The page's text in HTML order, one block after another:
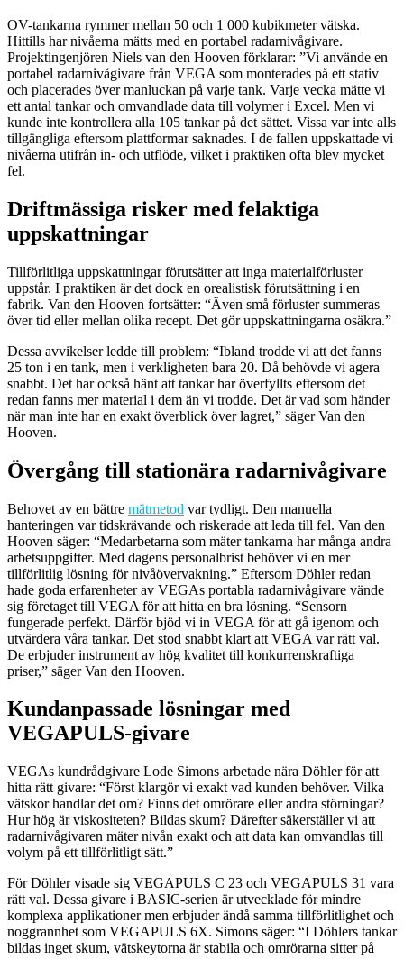
OV-tankarna rymmer mellan 50 och 1 000 kubikmeter vätska.
Hittills har nivåerna mätts med en portabel radarnivågivare.
Projektingenjören Niels van den Hooven förklarar: ”Vi använde en
portabel radarnivågivare från VEGA som monterades på ett stativ
och placerades över manluckan på varje tank. Varje vecka mätte vi
ett antal tankar och omvandlade data till volymer i Excel. Men vi
kunde inte kontrollera alla 105 tankar på det sättet. Vissa var inte alls
tillgängliga eftersom plattformar saknades. I de fallen uppskattade vi
nivåerna utifrån in- och utflöde, vilket i praktiken ofta blev mycket
fel.
Driftmässiga risker med felaktiga
uppskattningar
Tillförlitliga uppskattningar förutsätter att inga materialförluster
uppstår. I praktiken är det dock en orealistisk förutsättning i en
fabrik. Van den Hooven fortsätter: “Även små förluster summeras
över tid eller mellan olika recept. Det gör uppskattningarna osäkra.”
Dessa avvikelser ledde till problem: “Ibland trodde vi att det fanns
25 ton i en tank, men i verkligheten bara 20. Då behövde vi agera
snabbt. Det har också hänt att tankar har överfyllts eftersom det
redan fanns mer material i dem än vi trodde. Det är vad som händer
när man inte har en exakt överblick över lagret,” säger Van den
Hooven.
Övergång till stationära radarnivågivare
Behovet av en bättre mätmetod var tydligt. Den manuella
hanteringen var tidskrävande och riskerade att leda till fel. Van den
Hooven säger: “Medarbetarna som mäter tankarna har många andra
arbetsuppgifter. Med dagens personalbrist behöver vi en mer
tillförlitlig lösning för nivåövervakning.” Eftersom Döhler redan
hade goda erfarenheter av VEGAs portabla radarnivågivare vände
sig företaget till VEGA för att hitta en bra lösning. “Sensorn
fungerade perfekt. Därför bjöd vi in VEGA för att gå igenom och
utvärdera våra tankar. Det stod snabbt klart att VEGA var rätt val.
De erbjuder instrument av hög kvalitet till konkurrenskraftiga
priser,” säger Van den Hooven.
Kundanpassade lösningar med
VEGAPULS-givare
VEGAs kundrådgivare Lode Simons arbetade nära Döhler för att
hitta rätt givare: “Först klargör vi exakt vad kunden behöver. Vilka
vätskor handlar det om? Finns det omrörare eller andra störningar?
Hur hög är viskositeten? Bildas skum? Därefter säkerställer vi att
radarnivågivaren mäter nivån exakt och att data kan omvandlas till
volym på ett tillförlitligt sätt.”
För Döhler visade sig VEGAPULS C 23 och VEGAPULS 31 vara
rätt val. Dessa givare i BASIC-serien är utvecklade för mindre
komplexa applikationer men erbjuder ändå samma tillförlitlighet och
noggrannhet som VEGAPULS 6X. Simons säger: “I Döhlers tankar
bildas inget skum, vätskeytorna är stabila och omrörarna sitter på